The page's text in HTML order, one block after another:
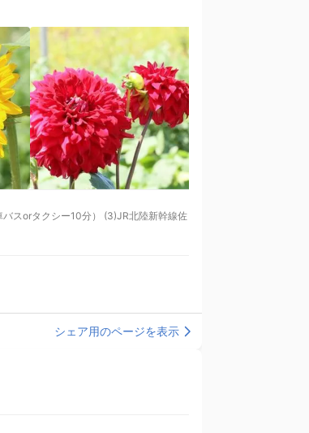
シェア用のページを表示